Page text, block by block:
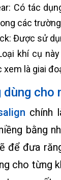
Có tác
các
Được sử
khí cụ
xem là giai
dùng
chính
bằng
để đưa
cho từng